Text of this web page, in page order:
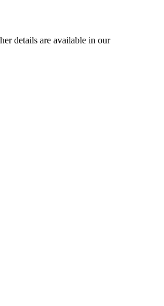
details are available in our